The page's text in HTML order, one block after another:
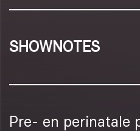
SHOWNOTES
Pre- en perinatale